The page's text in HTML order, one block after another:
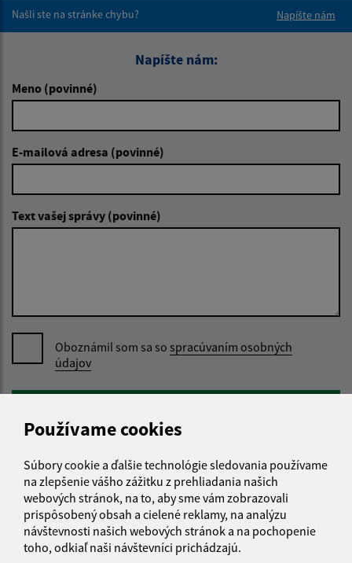
Používame cookies
Súbory cookie a ďalšie technológie sledovania používame
na zlepšenie vášho zážitku z prehliadania našich
webových stránok, na to, aby sme vám zobrazovali
prispôsobený obsah a cielené reklamy, na analýzu
návštevnosti našich webových stránok a na pochopenie
toho, odkiaľ naši návštevníci prichádzajú.
Našli ste na stránke chybu?
Napíšte nám
Napíšte nám:
Meno (povinné)
E-mailová adresa (povinné)
Text vašej správy (povinné)
Oboznámil som sa so spracúvaním osobných
údajov
Google reCaptcha Response
Úradné hodiny:
Deň
Čas doobedaČas poobede
Pondelok:
07:00 - 12:30 13:00 - 15:00
Utorok:
07:00 - 12:30 13:00 - 15:00